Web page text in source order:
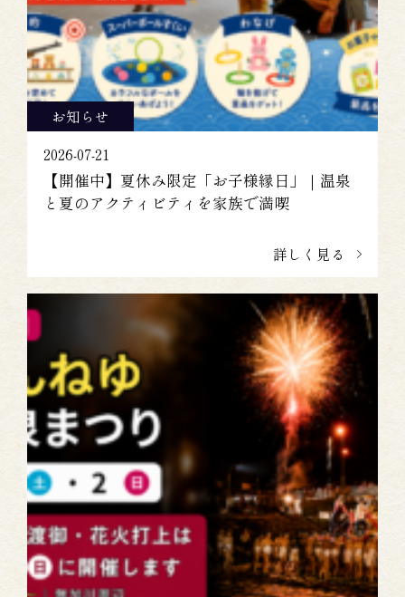
お知らせ
2026-07-21
【開催中】夏休み限定「お子様縁日」｜温泉
と夏のアクティビティを家族で満喫
詳しく見る